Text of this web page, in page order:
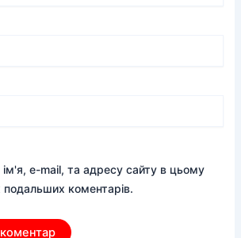
e-mail, та адресу сайту в цьому
подальших коментарів.